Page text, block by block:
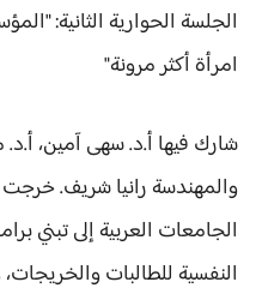
الجلسة الحوارية الثانية:
امرأة أكثر مرونة"
شارك فيها أ.د. سهى آمين،
والمهندسة رانيا شريف.
الجامعات العربية إلى تبني
النفسية للطالبات